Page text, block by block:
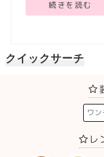
続きを読む
クイックサーチ
ワン
レ